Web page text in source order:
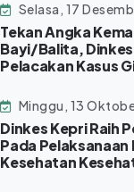
Selasa, 17
Tekan Angka
Bayi/Balita,
Pelacakan Kasus
Minggu, 13
Dinkes Kepri Raih
Pada Pelaksanaan
Kesehatan